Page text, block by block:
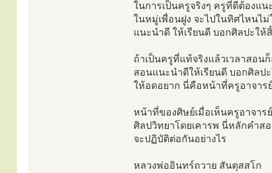
ในการเป็นครูจริงๆ ครูที่ดีต้องแ
ในหมู่เพื่อนฝูง จะไปในทิศไหนไ
แนะนำดี ให้เรียนดี บอกศิลปะใ
ถ้าเป็นครูที่แท้จริงแล้วเวลาสอน
สอนแนะนำดีให้เรียนดี บอกศิลป
ให้อดอยาก นี่คือหน้าที่ครูอาจาร
หน้าที่ของศิษย์เมื่อเห็นครูอาจาร
ศิลปวิทยาโดยเคารพ นี่หลักคำส
จะปฏิบัติต่อกันอย่างไร
หลวงพ่ออินทร์ถวาย สันตุสสโก